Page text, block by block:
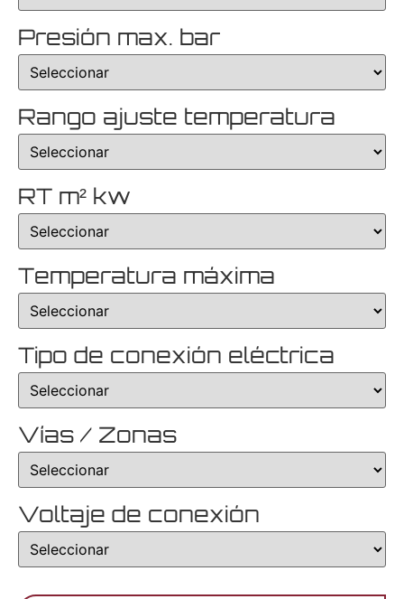
Presión max. bar
Rango ajuste temperatura
RT m² kw
Temperatura máxima
Tipo de conexión eléctrica
Vías / Zonas
Voltaje de conexión